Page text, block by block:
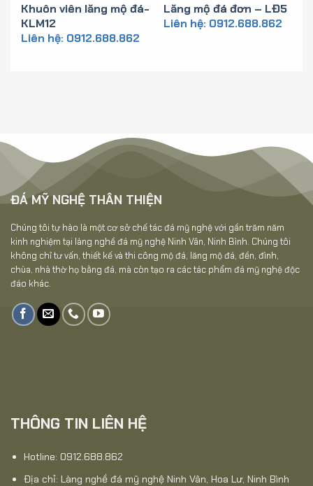
Khuôn viên lăng mộ đá-
KLM12
Liên hệ: 0912.688.862
Lăng mộ đá đơn – LĐ5
Liên hệ: 0912.688.862
ĐÁ MỸ NGHỆ THÂN THIỆN
Chúng tôi tự hào là một cơ sở chế tác đá mỹ nghệ với gần trăm năm
kinh nghiệm tại làng nghề đá mỹ nghệ Ninh Vân, Ninh Bình. Chúng tôi
không chỉ tư vấn, thiết kế và thi công mộ đá, lăng mộ đá, đền, đình,
chùa, nhà thờ họ bằng đá, mà còn tạo ra các tác phẩm đá mỹ nghệ độc
đáo khác.
THÔNG TIN LIÊN HỆ
Hotline: 0912.688.862
Địa chỉ: Làng nghề đá mỹ nghệ Ninh Vân, Hoa Lư, Ninh Bình